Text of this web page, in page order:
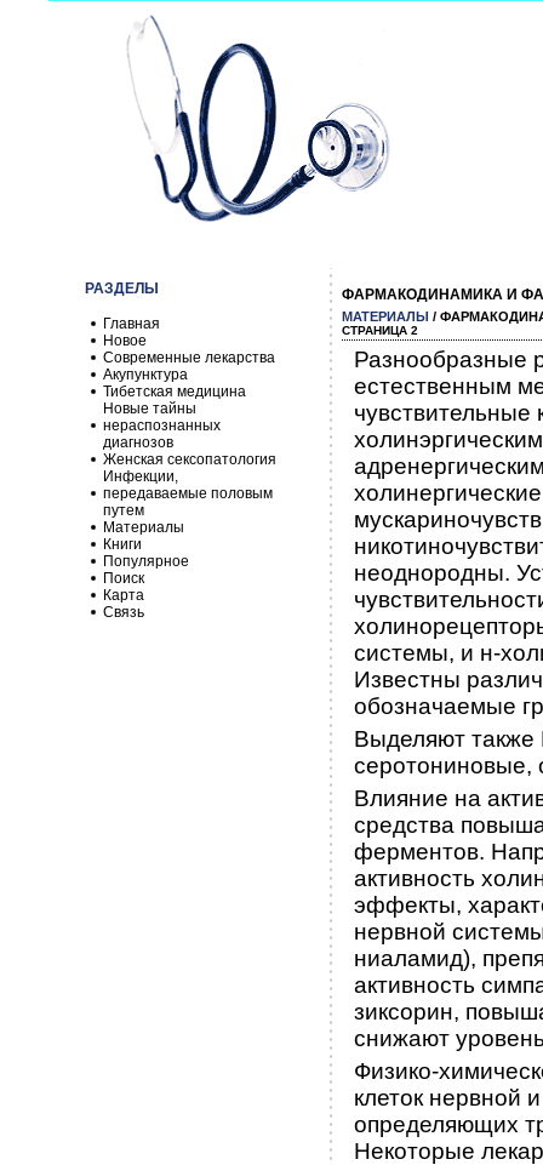
РАЗДЕЛЫ
Главная
Новое
Современные лекарства
Акупунктура
Тибетская медицина
Новые тайны
нераспознанных
диагнозов
Женская сексопатология
Инфекции,
передаваемые половым
путем
Материалы
Книги
Популярное
Поиск
Карта
Связь
ФАРМАКОДИНАМИКА И
МАТЕРИАЛЫ /
СТРАНИЦА 2
Разнообразные
естественным
неоднородны.
системы, и н-
Известны
обозначаемые
Выделяют также
серотониновые,
Влияние на
средства
ферментов.
активность
эффекты,
нервной
ниаламид),
активность
зиксорин,
снижают
Физико-
клеток нервной
определяющих
Некоторые